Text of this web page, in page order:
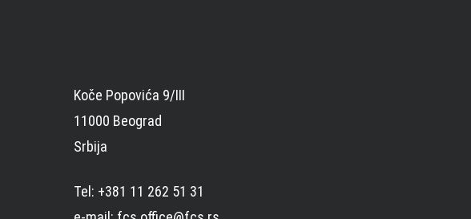
Koče Popovića 9/III
11000 Beograd
Srbija
Tel: +381 11 262 51 31